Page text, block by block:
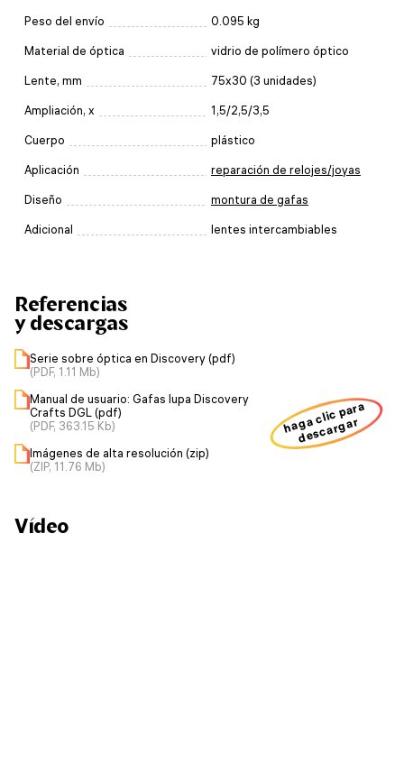
Peso del envío 0.095 kg
Material de óptica vidrio de polímero óptico
Lente, mm 75x30 (3 unidades)
Ampliación, x 1,5/2,5/3,5
Cuerpo plástico
Aplicación reparación de relojes/joyas
Diseño montura de gafas
Adicional lentes intercambiables
Referencias
y descargas
Serie sobre óptica en Discovery (pdf)
(PDF, 1.11 Mb)
Manual de usuario: Gafas lupa Discovery
Crafts DGL (pdf)
(PDF, 363.15 Kb)
Imágenes de alta resolución (zip)
(ZIP, 11.76 Mb)
haga clic para
descargar
Vídeo